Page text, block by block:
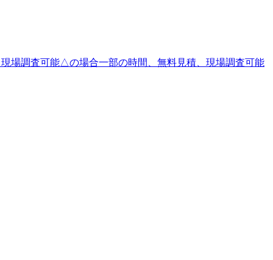
場調査可能△の場合一部の時間、無料見積、現場調査可能